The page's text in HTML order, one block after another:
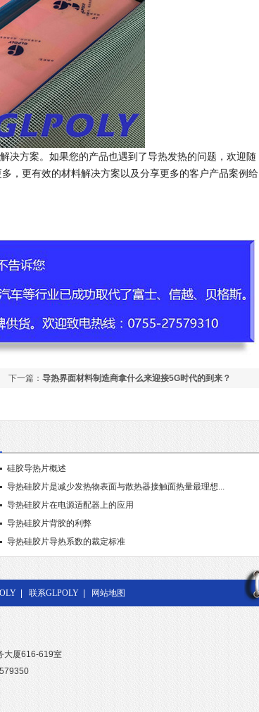
方案。如果您的产品也遇到了导热发热的问题，欢迎随
，更有效的材料解决方案以及分享更多的客户产品案例给
下一篇： 导热界面材料制造商拿什么来迎接5G时代的到来？
硅胶导热片概述
导热硅胶片是减少发热物表面与散热器接触面热量最理想...
导热硅胶片在电源适配器上的应用
导热硅胶片背胶的利弊
导热硅胶片导热系数的裁定标准
联系GLPOLY 网站地图
大厦616-619室